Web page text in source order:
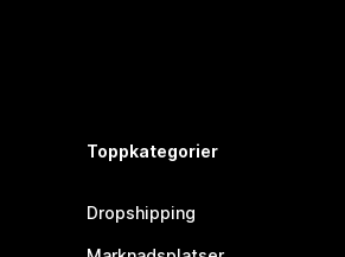
Toppkategorier
Dropshipping